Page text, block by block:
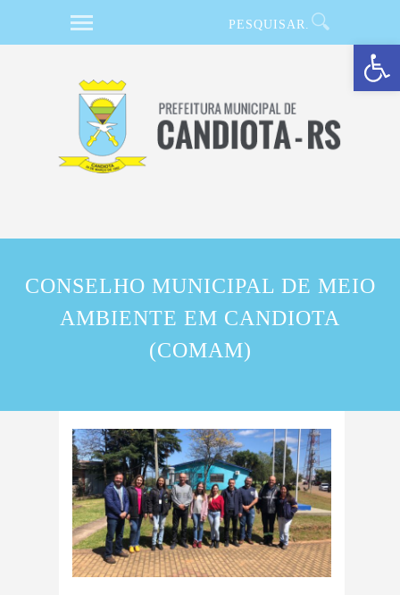
Barra de Ferramentas Aberta
CONSELHO MUNICIPAL DE MEIO
AMBIENTE EM CANDIOTA
(COMAM)